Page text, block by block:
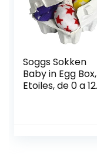
Soggs Sokken
Baby in Egg Box,
Etoiles, de 0 a 12